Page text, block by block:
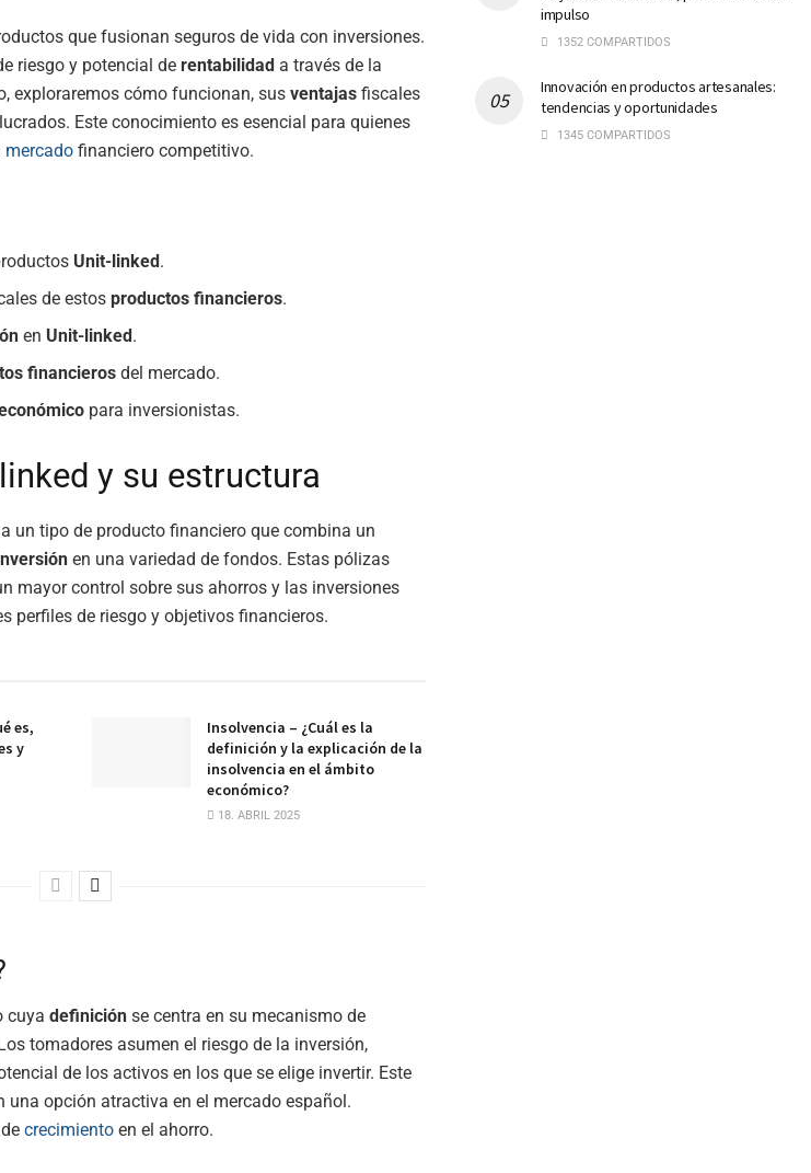
que fusionan seguros de vida con inversiones.
riesgo y potencial de rentabilidad a través de la
exploraremos cómo funcionan, sus ventajas fiscales
Este conocimiento es esencial para quienes
mercado financiero competitivo.
Unit-linked .
de estosproductos financieros.
en Unit-linked .
financieros del mercado.
para inversionistas.
y su estructura
un tipo de producto financiero que combina un
en una variedad de fondos. Estas pólizas
mayor control sobre sus ahorros y las inversiones
perfiles de riesgo y objetivos financieros.
es,
y
Insolvencia – ¿Cuál es la
definición y la explicación de la
insolvencia en el ámbito
económico?
18. ABRIL 2025
cuya definición se centra en su mecanismo de
tomadores asumen el riesgo de la inversión,
de los activos en los que se elige invertir. Este
una opción atractiva en el mercado español.
crecimiento en el ahorro.
impulso
1352 COMPARTIDOS
Innovación en productos artesanales:
tendencias y oportunidades
1345 COMPARTIDOS